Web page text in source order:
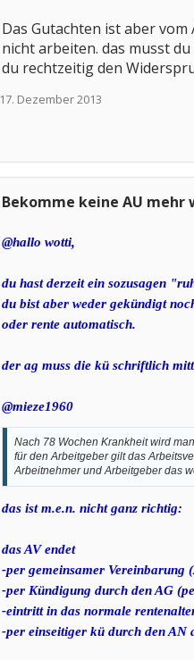
Das Gutachten ist aber
nicht arbeiten. das musst
du rechtzeitig den
17. Dezember 2013
Bekomme keine AU mehr
@hallo wotti,
du hast derzeit ein sozusagen
du bist aber weder gekündigt
oder rente automatisch.
der ag muss die kü schriftlich
@mieze1960
Nach 78 Wochen Krankheit wird
für den Arbeitgeber gilt das
Arbeitnehmer und Arbeitgeber das
das ist m.e.n. nicht ganz richtig:
das AV endet
-per gemeinsamer Vereinbarung
-per Kündigung durch den AG
-eintritt in das normale
-per einseitiger kü durch den AN